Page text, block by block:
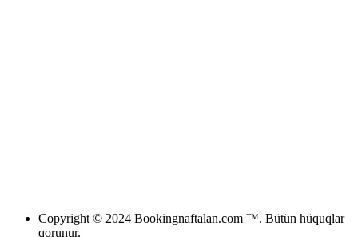
Copyright © 2024 Bookingnaftalan.com ™. Bütün hüquqlar
qorunur.